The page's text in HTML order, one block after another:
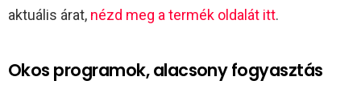
aktuális árat, nézd meg a termék oldalát itt.​
Okos programok, alacsony fogyasztás